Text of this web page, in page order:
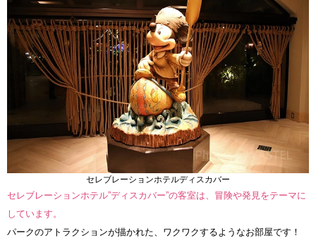
セレブレーションホテルディスカバー
セレブレーションホテル”ディスカバー”の客室は、冒険や発見をテーマに
しています。
パークのアトラクションが描かれた、ワクワクするようなお部屋です！